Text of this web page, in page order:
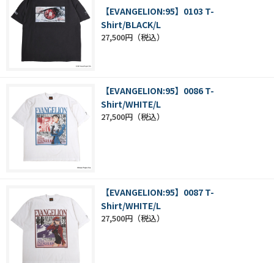
【EVANGELION:95】0103 T-
Shirt/BLACK/L
27,500円
【EVANGELION:95】0086 T-
Shirt/WHITE/L
27,500円
【EVANGELION:95】0087 T-
Shirt/WHITE/L
27,500円